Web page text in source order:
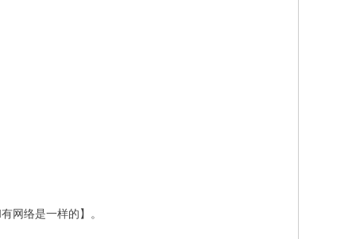
网络是一样的】。